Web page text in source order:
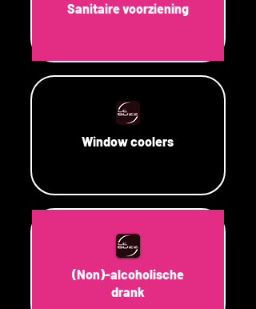
Sanitaire voorziening
Window coolers
(Non)-alcoholische
drank